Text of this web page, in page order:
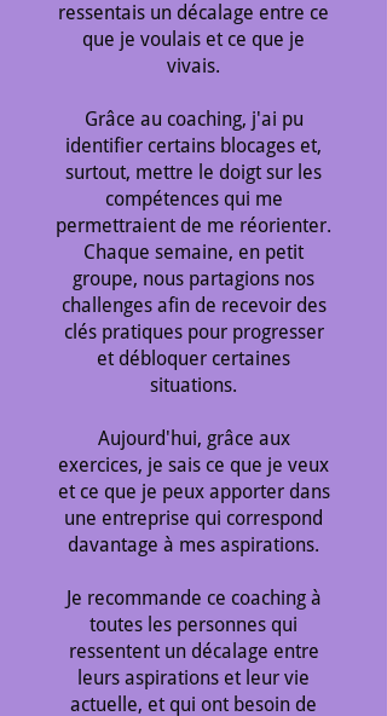
ressentais un décalage entre ce
que je voulais et ce que je
vivais.
Grâce au coaching, j'ai pu
identifier certains blocages et,
surtout, mettre le doigt sur les
compétences qui me
permettraient de me réorienter.
Chaque semaine, en petit
groupe, nous partagions nos
challenges afin de recevoir des
clés pratiques pour progresser
et débloquer certaines
situations.
Aujourd'hui, grâce aux
exercices, je sais ce que je veux
et ce que je peux apporter dans
une entreprise qui correspond
davantage à mes aspirations.
Je recommande ce coaching à
toutes les personnes qui
ressentent un décalage entre
leurs aspirations et leur vie
actuelle, et qui ont besoin de